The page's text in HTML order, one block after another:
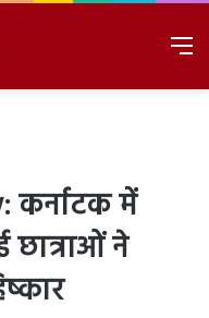
कर्नाटक में
छात्राओं ने